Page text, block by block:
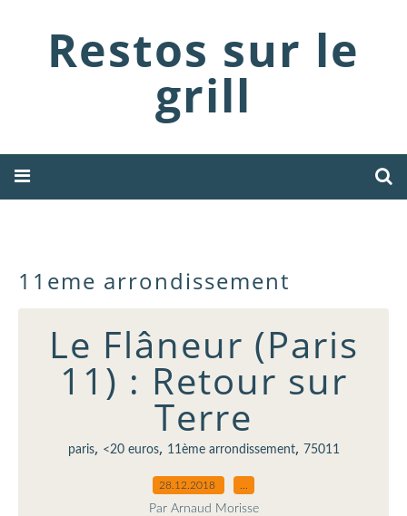
Restos sur le
grill
11eme arrondissement
Le Flâneur (Paris
11) : Retour sur
Terre
paris, <20 euros, 11ème arrondissement, 75011
28.12.2018
Par Arnaud Morisse